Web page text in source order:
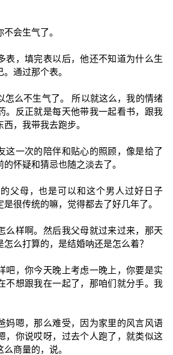
会生气了。
表，填完表以后，他还不知道为什么生
通过那个表。
怎么不生气了。 所以就这么，我的情绪
。反正就是每天他带我一起看书，跟我
，我带我去跑步。
这一次的陪伴和贴心的照顾，像是给了
怀疑和猜忌也随之淡去了。
父母，也是可以和这个男人过好日子
很传统的嘛，觉得都去了好几年了。
么样啊。然后我父母就过来过来，那天
么打算的，是结婚呐还是怎么着？
吧，你今天晚上考虑一晚上，你要是实
不想跟我在一起了，那咱们就分手。我
妈嗯，那么难受，因为家里的风言风语
，你说哎呀，过去个人跑了，就类似这
商量的，说。